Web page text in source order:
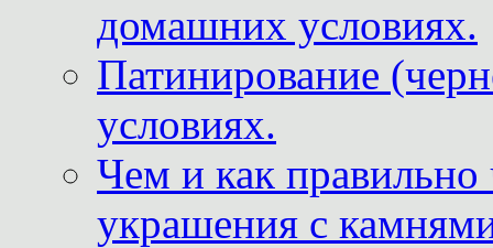
домашних условиях.
Патинирование
условиях.
Чем и как
украшения с